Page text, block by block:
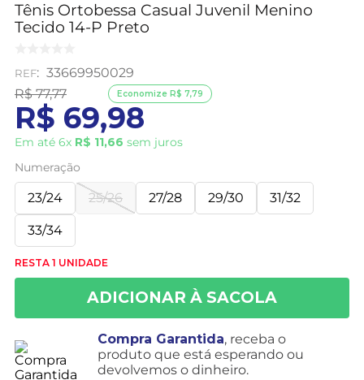
Tênis Ortobessa Casual Juvenil Menino
Tecido 14-P Preto
: 33669950029
R$ 77,77
R$ 69,98
Em até 6x R$ 11,66 sem juros
Economize R$ 7,79
Numeração
23/24 25/26 27/28 29/30 31/32
33/34
RESTA 1 UNIDADE
Compra Garantida, receba o
produto que está esperando ou
devolvemos o dinheiro.